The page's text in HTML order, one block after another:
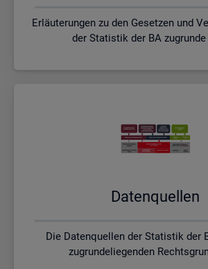
Erläuterungen zu den Gesetzen und
der Statistik der BA
Da­ten­quel­len
Die Datenquellen der Statistik der
zugrundeliegenden